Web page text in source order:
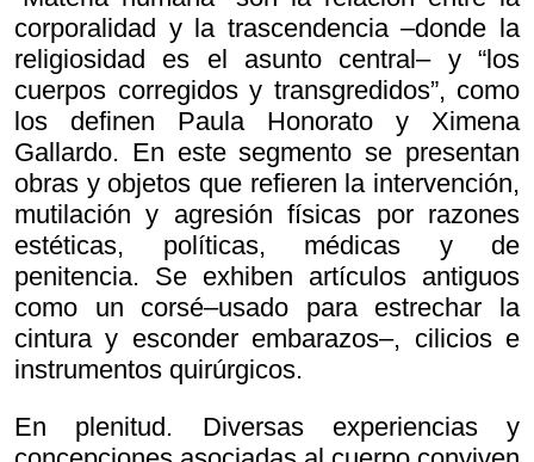
corporalidad y la trascendencia –donde la
religiosidad es el asunto central– y “los
cuerpos corregidos y transgredidos”, como
los definen Paula Honorato y Ximena
Gallardo. En este segmento se presentan
obras y objetos que refieren la intervención,
mutilación y agresión físicas por razones
estéticas, políticas, médicas y de
penitencia. Se exhiben artículos antiguos
como un corsé–usado para estrechar la
cintura y esconder embarazos–, cilicios e
instrumentos quirúrgicos.
En plenitud. Diversas experiencias y